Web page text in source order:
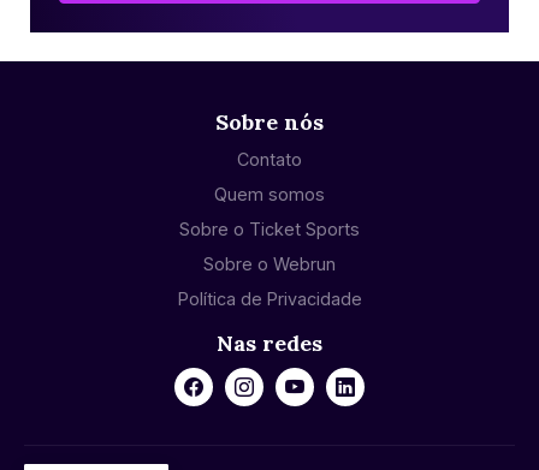
Sobre nós
Contato
Quem somos
Sobre o Ticket Sports
Sobre o Webrun
Política de Privacidade
Nas redes